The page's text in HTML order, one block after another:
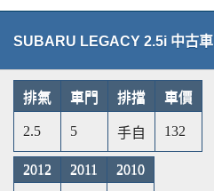
SUBARU LEGACY 2.5i 中古車
排氣 車門 排擋 車價
2.5 5 手自 132
2012 2011
2010